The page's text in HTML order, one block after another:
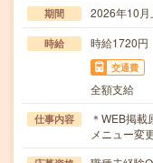
期間 2026年10
時給 時給1720
交通費
全額支給
仕事内容
＊WEB掲
メニュー変